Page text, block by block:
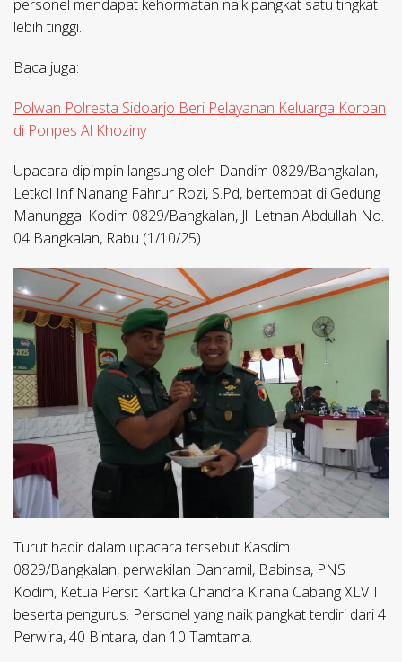
personel mendapat kehormatan naik pangkat satu tingkat
lebih tinggi.
Baca juga:
Polwan Polresta Sidoarjo Beri Pelayanan Keluarga Korban
di Ponpes Al Khoziny
Upacara dipimpin langsung oleh Dandim 0829/Bangkalan,
Letkol Inf Nanang Fahrur Rozi, S.Pd, bertempat di Gedung
Manunggal Kodim 0829/Bangkalan, Jl. Letnan Abdullah No.
04 Bangkalan, Rabu (1/10/25).
Turut hadir dalam upacara tersebut Kasdim
0829/Bangkalan, perwakilan Danramil, Babinsa, PNS
Kodim, Ketua Persit Kartika Chandra Kirana Cabang XLVIII
beserta pengurus. Personel yang naik pangkat terdiri dari 4
Perwira, 40 Bintara, dan 10 Tamtama.